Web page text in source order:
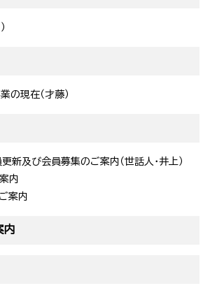
の現在（才藤）
及び会員募集のご案内（世話人・井上）
内
案内
内